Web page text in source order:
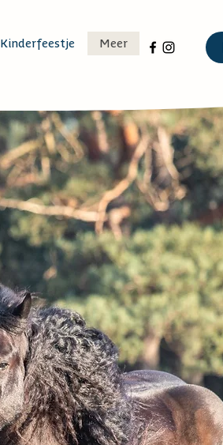
Kinderfeestje Meer